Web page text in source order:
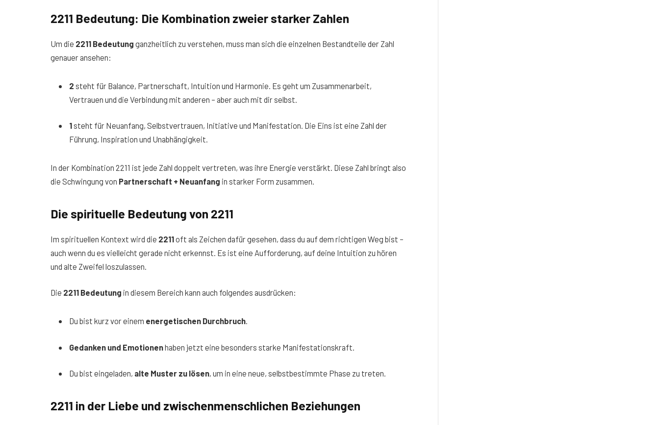
2211 Bedeutung: Die Kombination zweier starker Zahlen
Um die 2211 Bedeutung ganzheitlich zu verstehen, muss man sich die einzelnen Bestandteile der Zahl
genauer ansehen:
2 steht für Balance, Partnerschaft, Intuition und Harmonie. Es geht um Zusammenarbeit,
Vertrauen und die Verbindung mit anderen – aber auch mit dir selbst.
1steht für Neuanfang, Selbstvertrauen, Initiative und Manifestation. Die Eins ist eine Zahl der
Führung, Inspiration und Unabhängigkeit.
In der Kombination 2211 ist jede Zahl doppelt vertreten, was ihre Energie verstärkt. Diese Zahl bringt also
die Schwingung von Partnerschaft + Neuanfang in starker Form zusammen.
Die spirituelle Bedeutung von 2211
Im spirituellen Kontext wird die 2211oft als Zeichen dafür gesehen, dass du auf dem richtigen Weg bist –
auch wenn du es vielleicht gerade nicht erkennst. Es ist eine Aufforderung, auf deine Intuition zu hören
und alte Zweifel loszulassen.
Die 2211 Bedeutung in diesem Bereich kann auch folgendes ausdrücken:
Du bist kurz vor einem energetischen Durchbruch.
Gedanken und Emotionenhaben jetzt eine besonders starke Manifestationskraft.
Du bist eingeladen, alte Muster zu lösen, um in eine neue, selbstbestimmte Phase zu treten.
2211 in der Liebe und zwischenmenschlichen Beziehungen